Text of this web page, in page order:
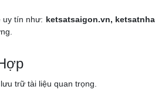
uy tín như: ketsatsaigon.vn,
trữ tài liệu quan trọng.